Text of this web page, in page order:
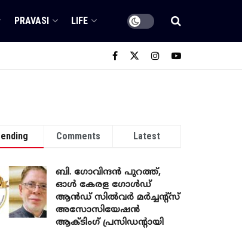
PRAVASI LIFE
Comments Latest
ബി. ​ഗോവിന്ദൻ പുറത്ത്,
ഓൾ കേരള ഗോൾഡ്
ആൻഡ് സിൽവർ മർച്ചന്റ്സ്
അസോസിയേഷൻ
ആക്ടിംഗ് പ്രസിഡന്റായി